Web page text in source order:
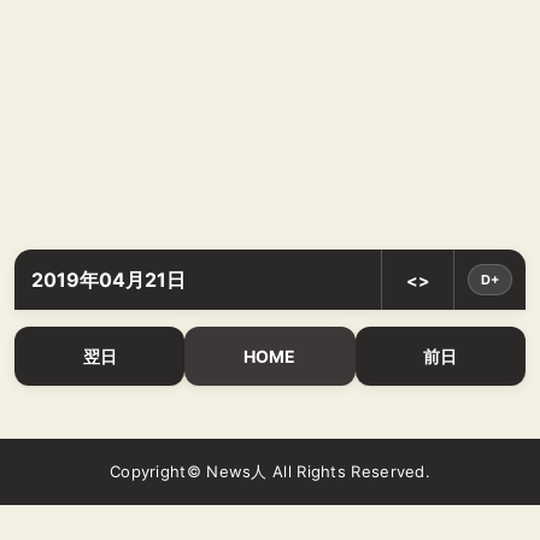
2019年04月21日 <> D+
翌日 HOME 前日
Copyright© News人 All Rights Reserved.